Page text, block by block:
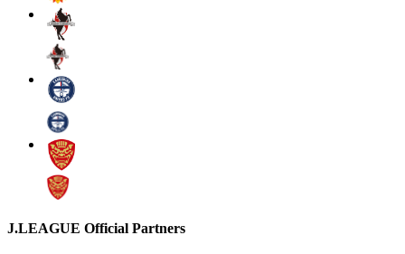
J.LEAGUE Official Partners